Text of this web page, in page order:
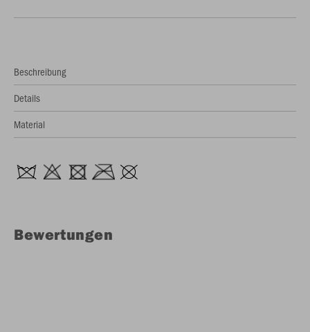
Beschreibung
Details
Material
Bewertungen